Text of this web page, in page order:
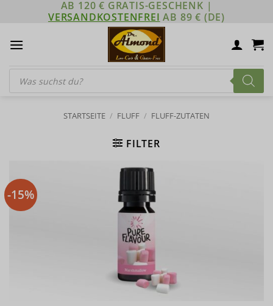
AB 120 € GRATIS-GESCHENK |
VERSANDKOSTENFREI AB 89 € (DE)
Products
search
STARTSEITE / FLUFF / FLUFF-ZUTATEN
FILTER
-15%